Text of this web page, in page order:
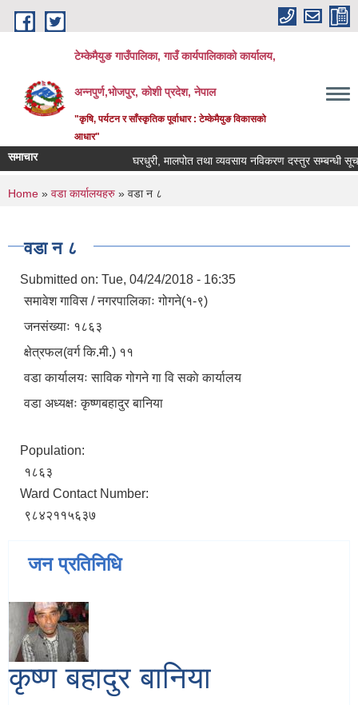
Skip to main content
टेम्केमैयुङ गाउँपालिका, गाउँ कार्यपालिकाको कार्यालय,
अन्नपुर्ण,भोजपुर, कोशी प्रदेश, नेपाल
"कृषि, पर्यटन र साँस्कृतिक पूर्वाधार : टेम्केमैयुङ विकासको
आधार"
समाचार घरधुरी, मालपोत तथा व्यवसाय नविकरण दस्तुर सम्बन्धी सूचना
You are here
Home » वडा कार्यालयहरु » वडा न‍‌ ८
वडा न‍‌ ८
Submitted on: Tue, 04/24/2018 - 16:35
समावेश गाविस / नगरपालिकाः गोगने(१-९)
जनसंख्याः १८६३
क्षेत्रफल(वर्ग कि.मी.) ११
वडा कार्यालयः साविक गोगने गा वि सकाे कार्यालय
वडा अध्यक्षः कृष्णबहादुर बानिया
Population:
१८६३
Ward Contact Number:
९८४२११५६३७
जन प्रतिनिधि
कृष्ण बहादुर बानिया